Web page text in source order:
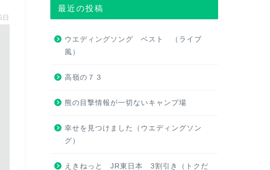
最近の投稿
ウエディングソング ベスト （ライブ
風）
高嶺の７３
熊の目撃情報が一切ないキャンプ場
幸せを見つけました（ウエディングソン
グ）
えきねっと JR東日本 3割引き（トクだ